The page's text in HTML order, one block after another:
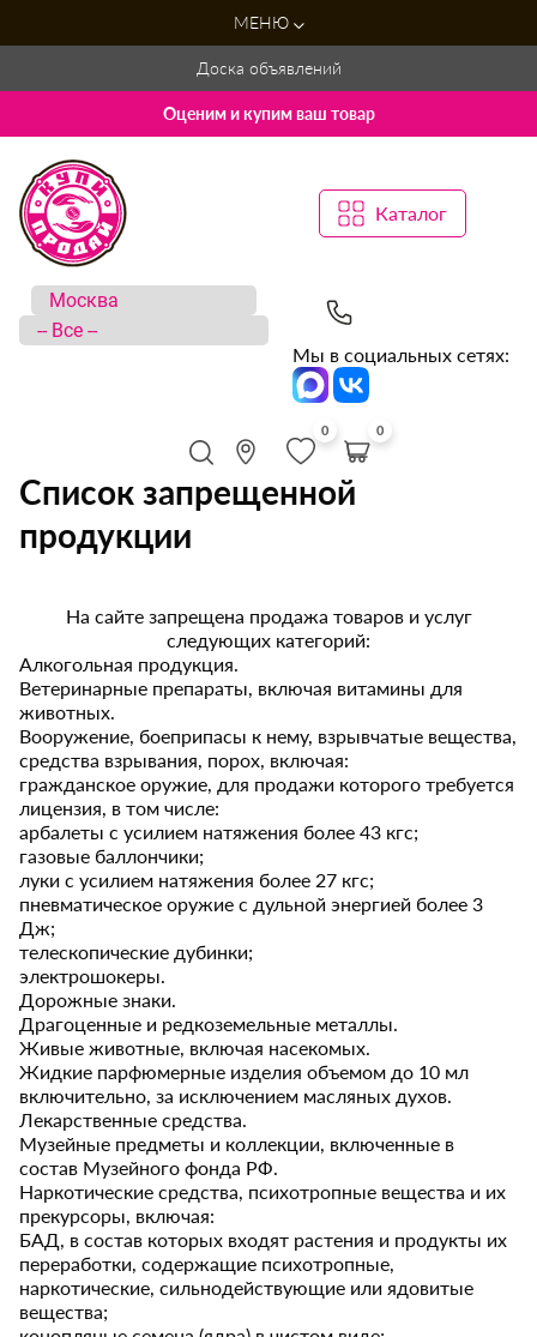
МЕНЮ
Доска объявлений
Оценим и купим ваш товар
Каталог
Мы в социальных сетях:
0 0
Список запрещенной
продукции
На сайте запрещена продажа товаров и услуг
следующих категорий:
Алкогольная продукция.
Ветеринарные препараты, включая витамины для
животных.
Вооружение, боеприпасы к нему, взрывчатые вещества,
средства взрывания, порох, включая:
гражданское оружие, для продажи которого требуется
лицензия, в том числе:
арбалеты с усилием натяжения более 43 кгс;
газовые баллончики;
луки с усилием натяжения более 27 кгс;
пневматическое оружие с дульной энергией более 3
Дж;
телескопические дубинки;
электрошокеры.
Дорожные знаки.
Драгоценные и редкоземельные металлы.
Живые животные, включая насекомых.
Жидкие парфюмерные изделия объемом до 10 мл
включительно, за исключением масляных духов.
Лекарственные средства.
Музейные предметы и коллекции, включенные в
состав Музейного фонда РФ.
Наркотические средства, психотропные вещества и их
прекурсоры, включая:
БАД, в состав которых входят растения и продукты их
переработки, содержащие психотропные,
наркотические, сильнодействующие или ядовитые
вещества;